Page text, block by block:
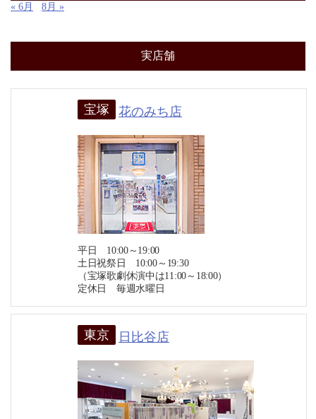
« 6月
8月 »
実店舗
宝塚 花のみち店
平日 10:00～19:00
土日祝祭日 10:00～19:30
（宝塚歌劇休演中は11:00～18:00）
定休日 毎週水曜日
東京 日比谷店